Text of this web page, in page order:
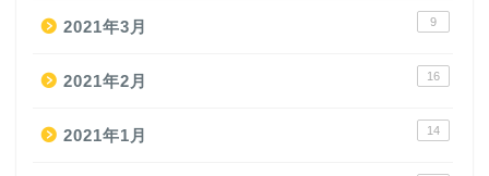
2021年3月 9
2021年2月 16
2021年1月 14